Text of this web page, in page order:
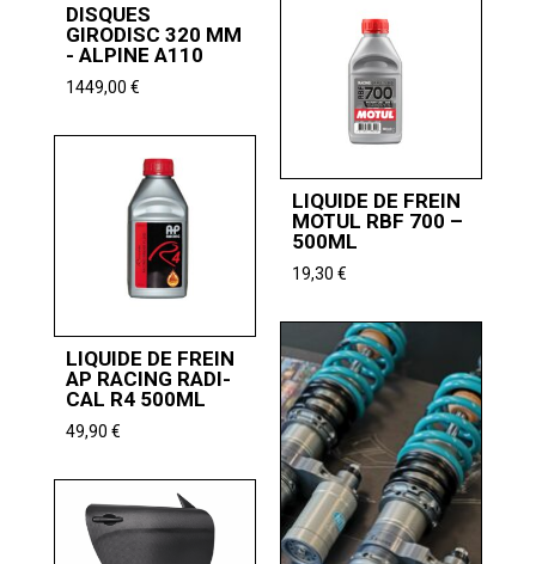
DISQUES
GIRODISC 320 MM
- ALPINE A110
1449,00 €
LIQUIDE DE FREIN
MOTUL RBF 700 –
500ML
19,30 €
LIQUIDE DE FREIN
AP RACING RADI-
CAL R4 500ML
49,90 €